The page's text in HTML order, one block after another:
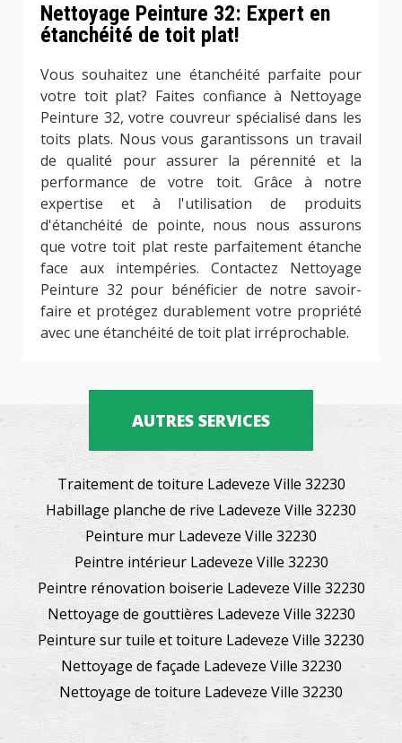
Nettoyage Peinture 32: Expert en
étanchéité de toit plat!
Vous souhaitez une étanchéité parfaite pour
votre toit plat? Faites confiance à Nettoyage
Peinture 32, votre couvreur spécialisé dans les
toits plats. Nous vous garantissons un travail
de qualité pour assurer la pérennité et la
performance de votre toit. Grâce à notre
expertise et à l'utilisation de produits
d'étanchéité de pointe, nous nous assurons
que votre toit plat reste parfaitement étanche
face aux intempéries. Contactez Nettoyage
Peinture 32 pour bénéficier de notre savoir-
faire et protégez durablement votre propriété
avec une étanchéité de toit plat irréprochable.
AUTRES SERVICES
Traitement de toiture Ladeveze Ville 32230
Habillage planche de rive Ladeveze Ville 32230
Peinture mur Ladeveze Ville 32230
Peintre intérieur Ladeveze Ville 32230
Peintre rénovation boiserie Ladeveze Ville 32230
Nettoyage de gouttières Ladeveze Ville 32230
Peinture sur tuile et toiture Ladeveze Ville 32230
Nettoyage de façade Ladeveze Ville 32230
Nettoyage de toiture Ladeveze Ville 32230